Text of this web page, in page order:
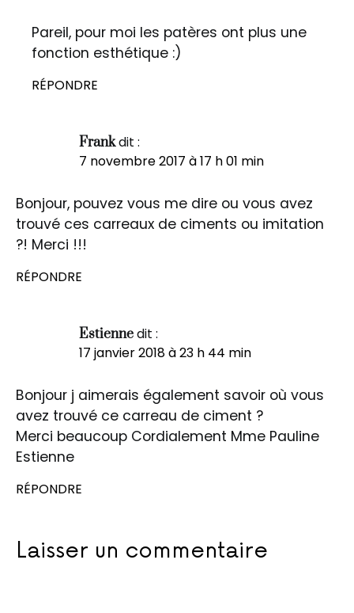
Pareil, pour moi les patères ont plus une
fonction esthétique :)
RÉPONDRE
Frankdit :
7 novembre 2017 à 17 h 01 min
Bonjour, pouvez vous me dire ou vous avez
trouvé ces carreaux de ciments ou imitation
?! Merci !!!
RÉPONDRE
Estiennedit :
17 janvier 2018 à 23 h 44 min
Bonjour j aimerais également savoir où vous
avez trouvé ce carreau de ciment ?
Merci beaucoup Cordialement Mme Pauline
Estienne
RÉPONDRE
Laisser un commentaire